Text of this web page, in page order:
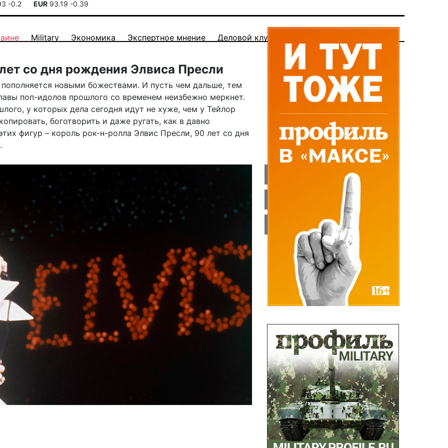
-0.2 EUR 93.19 -0.39
Military Экономика Экспертное мнение Деловой клуб
со дня рождения Элвиса Пресли
новыми божествами. И пусть чем дальше, тем
поп-идолов прошлого со временем неизбежно меркнет.
у которых дела сегодня идут не хуже, чем у Тейлор
боготворить и даже ругать, как в давно
фигур – король рок-н-ролла Элвис Пресли, 90 лет со дня